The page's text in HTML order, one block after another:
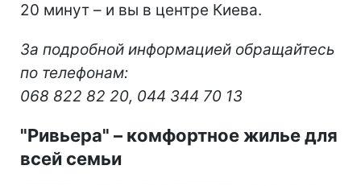
20 минут – и вы в центре Киева.
За подробной информацией обращайтесь
по телефонам:
068 822 82 20, 044 344 70 13
"Ривьера" – комфортное жилье для
всей семьи